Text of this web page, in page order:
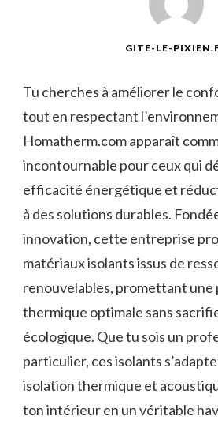
GITE-LE-
Tu cherches à améliorer le
tout en respectant
Homatherm.com apparaît
incontournable pour ceux qui
efficacité énergétique et
à des solutions durables.
innovation, cette entreprise
matériaux isolants issus de
renouvelables, promettant une
thermique optimale sans
écologique. Que tu sois un
particulier, ces isolants
isolation thermique et
ton intérieur en un véritable